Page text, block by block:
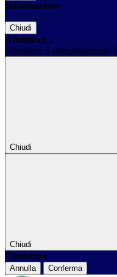
Informazione
Chiudi
Attendere...
Attendere il completamento
Chiudi
Chiudi
Conferma
Annulla Conferma